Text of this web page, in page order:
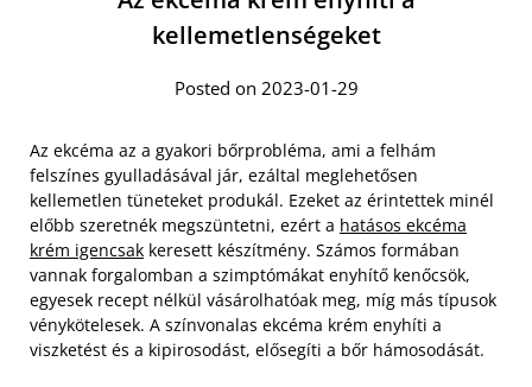
kellemetlenségeket
Posted on 2023-01-29
Az ekcéma az a gyakori bőrprobléma, ami a felhám
felszínes gyulladásával jár, ezáltal meglehetősen
kellemetlen tüneteket produkál. Ezeket az érintettek minél
előbb szeretnék megszüntetni, ezért a hatásos ekcéma
krém igencsak keresett készítmény. Számos formában
vannak forgalomban a szimptómákat enyhítő kenőcsök,
egyesek recept nélkül vásárolhatóak meg, míg más típusok
vénykötelesek. A színvonalas ekcéma krém enyhíti a
viszketést és a kipirosodást, elősegíti a bőr hámosodását.